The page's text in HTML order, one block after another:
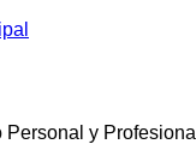
y Profesional